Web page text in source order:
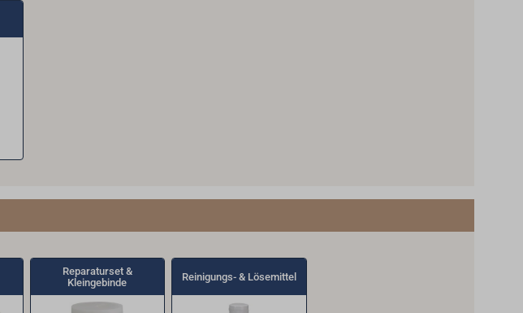
Reparaturset &
Kleingebinde
Reinigungs- & Lösemittel